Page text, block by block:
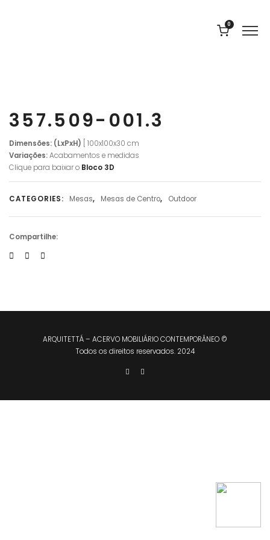
0
357.509-001.3
Dimensões: (LxPxH)
[ 100x100x30 cm
Variações:Acabamentos e medidas
Clique para baixar o Bloco 3D
CATEGORIES: Mesas, Mesas de Centro, Outdoor
Compartilhe:
ARQUITETTÁ – ACERVO MOBILIÁRIO CONTEMPORÂNEO ©
Todos os direitos reservados. 2024